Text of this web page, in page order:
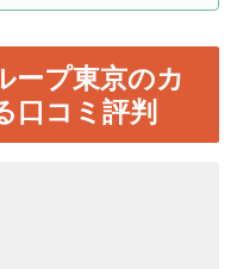
ープ東京のカ
口コミ評判